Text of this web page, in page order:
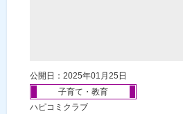
公開日：2025年01月25日
子育て・教育
ハピコミクラブ